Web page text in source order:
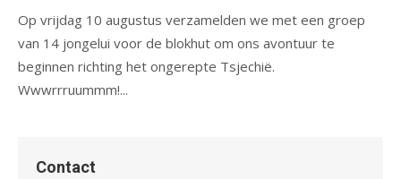
Op vrijdag 10 augustus verzamelden we met een groep
van 14 jongelui voor de blokhut om ons avontuur te
beginnen richting het ongerepte Tsjechië.
Wwwrrruummm!...
Contact